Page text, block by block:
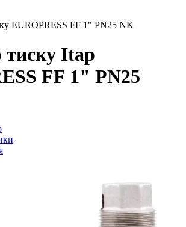
EUROPRESS FF 1" PN25 NK
тиску Itap
FF 1" PN25